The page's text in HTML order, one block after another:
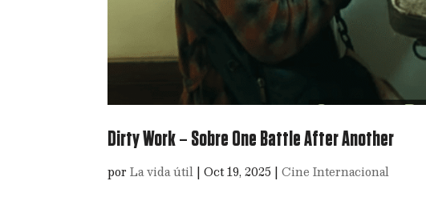
Dirty Work – Sobre One Battle After Another
porLa vida útil |Oct 19, 2025 |Cine Internacional